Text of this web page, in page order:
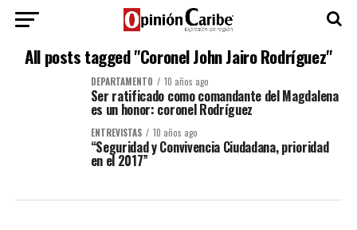
All posts tagged "Coronel John Jairo Rodríguez"
DEPARTAMENTO 10 años ago
Ser ratificado como comandante del Magdalena
es un honor: coronel Rodríguez
ENTREVISTAS 10 años ago
“Seguridad y Convivencia Ciudadana, prioridad
en el 2017”